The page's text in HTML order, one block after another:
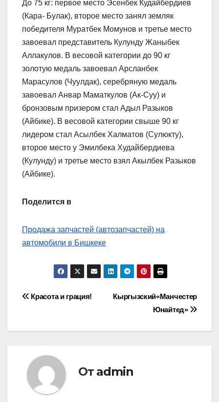
До 75 кг: первое место Эсенбек Кудайбердиев
(Кара- Булак), второе место занял земляк
победителя Муратбек Момунов и третье место
завоевал представитель Кулунду Жаныбек
Аллакулов. В весовой категории до 90 кг
золотую медаль завоевал Арсланбек
Марасулов (Чуулдак), серебряную медаль
завоевал Анвар Маматкулов (Ак-Суу) и
бронзовым призером стал Адыл Разыков
(Айбике). В весовой категории свыше 90 кг
лидером стал Асылбек Халматов (Сулюкту),
второе место у Эмилбека Худайбердиева
(Кулунду) и третье место взял Акылбек Разыков
(Айбике).
Поделится в
Продажа запчастей (автозапчастей) на
автомобили в Бишкеке
Навигация
Кыргызский«Манчестер
Юнайтед»
Красота и грация!
От admin